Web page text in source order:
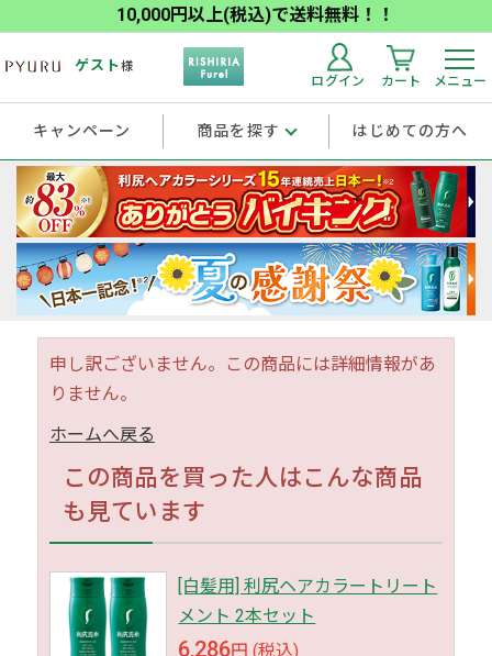
10,000円以上(税込)で送料無料！！
ゲスト様
ログイン カート メニュー
キャンペーン 商品を探す はじめての方へ
申し訳ございません。この商品には詳細情報があ
りません。
ホームへ戻る
この商品を買った人はこんな商品
も見ています
[白髪用] 利尻ヘアカラートリート
メント 2本セット
6,286円 (税込)